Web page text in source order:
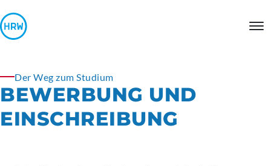
Der Weg zum Studium
BEWERBUNG UND
EINSCHREIBUNG